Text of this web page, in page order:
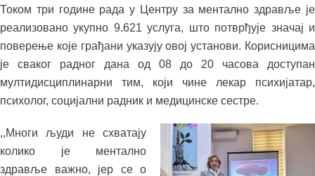
Током три године рада у Центру за ментално здравље је
реализовано укупно 9.621 услуга, што потврђује значај и
поверење које грађани указују овој установи. Корисницима
је сваког радног дана од 08 до 20 часова доступан
мултидисциплинарни тим, који чине лекар психијатар,
психолог, социјални радник и медицинске сестре.
,,Многи људи не схватају
колико је ментално
здравље важно, јер се о